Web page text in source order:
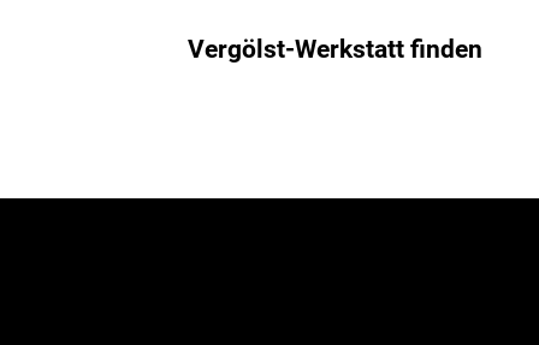
Vergölst-Werkstatt finden